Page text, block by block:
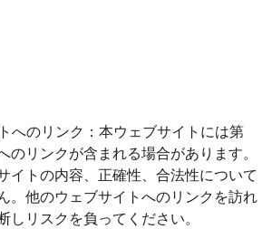
へのリンク：本ウェブサイトには第
のリンクが含まれる場合があります。
イトの内容、正確性、合法性について
。他のウェブサイトへのリンクを訪れ
しリスクを負ってください。